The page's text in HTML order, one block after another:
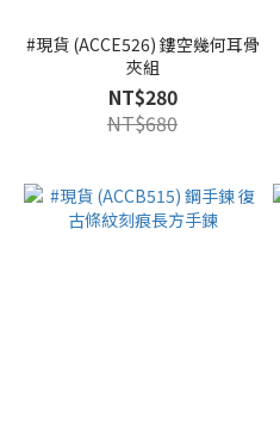
#現貨 (ACCE526) 鏤空幾何耳骨
夾組
NT$280
NT$680